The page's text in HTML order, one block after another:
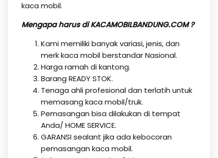
kaca mobil.
Mengapa harus di KACAMOBILBANDUNG.COM ?
Kami memiliki banyak variasi, jenis, dan
merk kaca mobil berstandar Nasional.
Harga ramah di kantong.
Barang READY STOK.
Tenaga ahli profesional dan terlatih untuk
memasang kaca mobil/truk.
Pemasangan bisa dilakukan di tempat
Anda/ HOME SERVICE.
GARANSI sealant jika ada kebocoran
pemasangan kaca mobil.